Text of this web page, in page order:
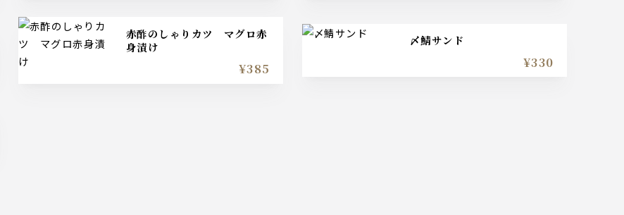
赤酢のしゃりカツ マグロ赤
身漬け
¥385
〆鯖サンド
¥330